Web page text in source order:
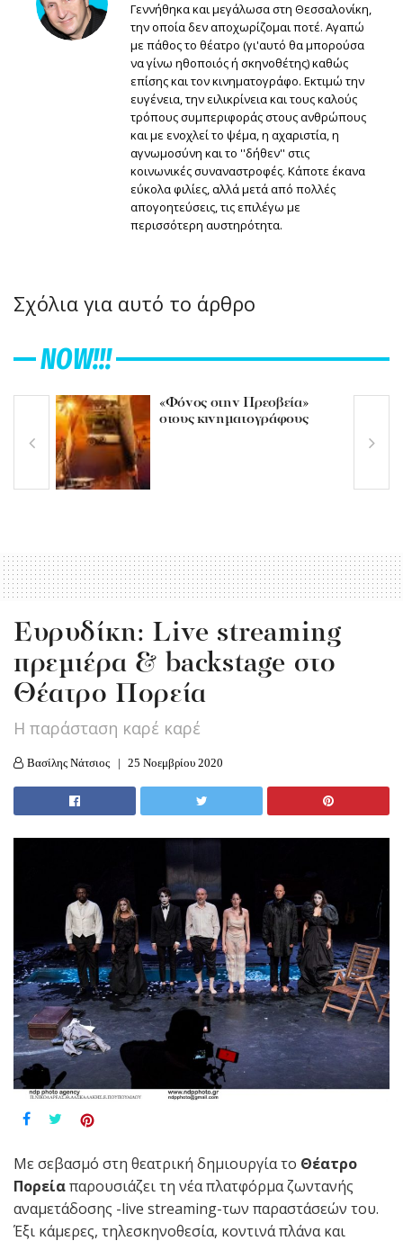
Γεννήθηκα και μεγάλωσα στη Θεσσαλονίκη,
την οποία δεν αποχωρίζομαι ποτέ. Αγαπώ
με πάθος το θέατρο (γι'αυτό θα μπορούσα
να γίνω ηθοποιός ή σκηνοθέτης) καθώς
επίσης και τον κινηματογράφο. Εκτιμώ την
ευγένεια, την ειλικρίνεια και τους καλούς
τρόπους συμπεριφοράς στους ανθρώπους
και με ενοχλεί το ψέμα, η αχαριστία, η
αγνωμοσύνη και το ''δήθεν'' στις
κοινωνικές συναναστροφές. Κάποτε έκανα
εύκολα φιλίες, αλλά μετά από πολλές
απογοητεύσεις, τις επιλέγω με
περισσότερη αυστηρότητα.
Σχόλια για αυτό το άρθρο
NOW!!!
«Φόνος στην Πρεσβεία»
στους κινηματογράφους
Ευρυδίκη: Live streaming
πρεμιέρα & backstage στο
Θέατρο Πορεία
Η παράσταση καρέ καρέ
Βασίλης Νάτσιος 25 Νοεμβρίου 2020
Με σεβασμό στη θεατρική δημιουργία το Θέατρο
Πορείαπαρουσιάζει τη νέα πλατφόρμα ζωντανής
αναμετάδοσης -live streaming-των παραστάσεών του.
Έξι κάμερες, τηλεσκηνοθεσία, κοντινά πλάνα και